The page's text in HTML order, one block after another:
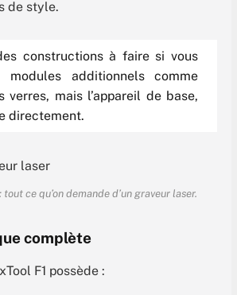
de style.
constructions à faire si vous
modules additionnels comme
verres, mais l’appareil de base,
directement.
ce qu’on demande d’un graveur laser.
complète
F1 possède :